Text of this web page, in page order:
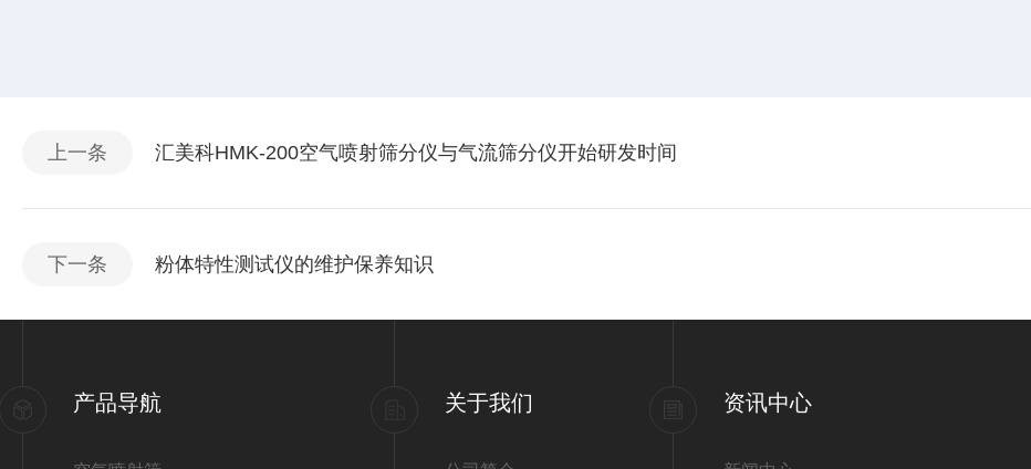
上一条 汇美科HMK-200空气喷射筛分仪与气流筛分仪开始研发时间
下一条 粉体特性测试仪的维护保养知识
产品导航 关于我们 资讯中心